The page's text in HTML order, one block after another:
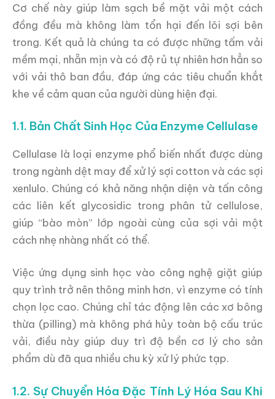
Cơ chế này giúp làm sạch bề mặt vải một cách
đồng đều mà không làm tổn hại đến lõi sợi bên
trong. Kết quả là chúng ta có được những tấm vải
mềm mại, nhẵn mịn và có độ rủ tự nhiên hơn hẳn so
với vải thô ban đầu, đáp ứng các tiêu chuẩn khắt
khe về cảm quan của người dùng hiện đại.
1.1. Bản Chất Sinh Học Của Enzyme Cellulase
Cellulase là loại enzyme phổ biến nhất được dùng
trong ngành dệt may để xử lý sợi cotton và các sợi
xenlulo. Chúng có khả năng nhận diện và tấn công
các liên kết glycosidic trong phân tử cellulose,
giúp “bào mòn” lớp ngoài cùng của sợi vải một
cách nhẹ nhàng nhất có thể.
Việc ứng dụng sinh học vào công nghệ giặt giúp
quy trình trở nên thông minh hơn, vì enzyme có tính
chọn lọc cao. Chúng chỉ tác động lên các xơ bông
thừa (pilling) mà không phá hủy toàn bộ cấu trúc
vải, điều này giúp duy trì độ bền cơ lý cho sản
phẩm dù đã qua nhiều chu kỳ xử lý phức tạp.
1.2. Sự Chuyển Hóa Đặc Tính Lý Hóa Sau Khi